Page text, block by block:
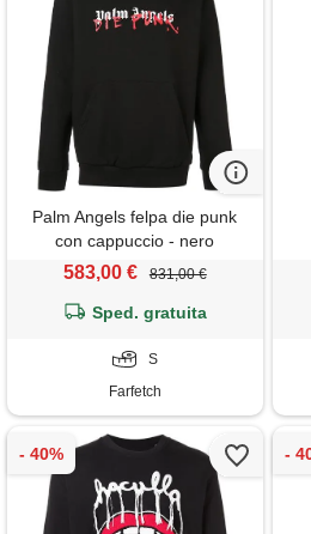
Palm Angels felpa die punk
con cappuccio - nero
583,00 € 831,00 €
Sped. gratuita
S
Farfetch